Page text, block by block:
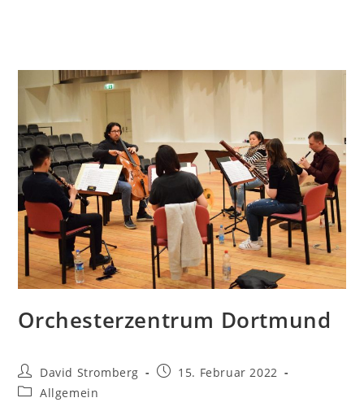
Orchesterzentrum Dortmund
David Stromberg
15. Februar 2022
Allgemein